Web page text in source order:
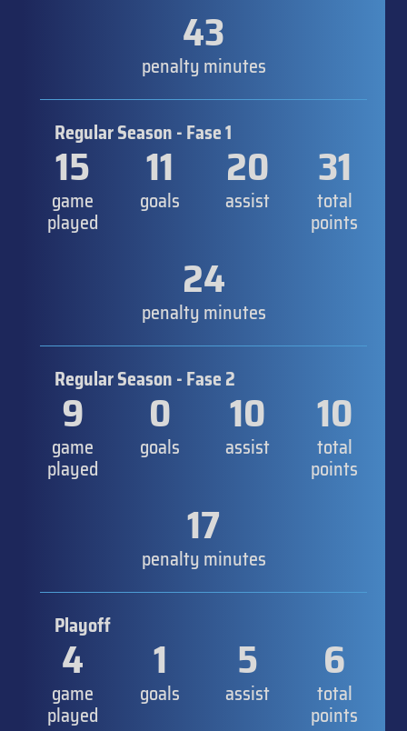
43
penalty minutes
Regular Season - Fase 1
15
game
played
11
goals
20
assist
31
total
points
24
penalty minutes
Regular Season - Fase 2
9
game
played
0
goals
10
assist
10
total
points
17
penalty minutes
Playoff
4
game
played
1
goals
5
assist
6
total
points